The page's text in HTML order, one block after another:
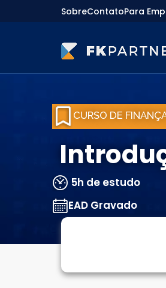
SobreContatoPara
Internacionais
Finanças & Edu. Continuada
Para empresas
CURSO DE
5h de estudo
EAD Gravado